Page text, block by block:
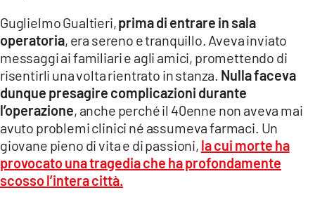
LACAPITALENEWS.IT
App
ANDROID
APPLE
Guglielmo Gualtieri,prima di entrare in sala
operatoria, era sereno e tranquillo. Aveva inviato
messaggi ai familiari e agli amici, promettendo di
risentirli una volta rientrato in stanza. Nulla faceva
dunque presagire complicazioni durante
l’operazione, anche perché il 40enne non aveva mai
avuto problemi clinici né assumeva farmaci. Un
giovane pieno di vita e di passioni, la cui morte ha
provocato una tragedia che ha profondamente
scosso l’intera città.